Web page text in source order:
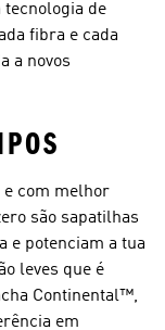
tecnologia de
fibra e cada
a novos
e com melhor
são sapatilhas
e potenciam a tua
leves que é
Continental™,
em